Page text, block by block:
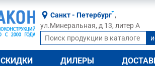
Санкт - Петербург ,
ул.Минеральная, д 13, литер А
СКИДКИ ДИЛЕРЫ